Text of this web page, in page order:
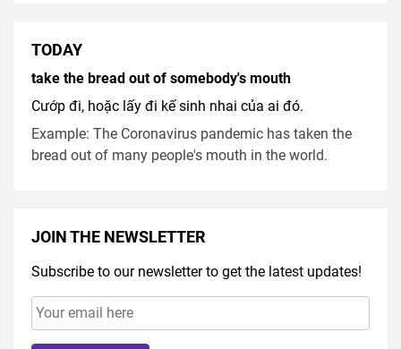
TODAY
take the bread out of somebody's mouth
Cướp đi, hoặc lấy đi kế sinh nhai của ai đó.
Example: The Coronavirus pandemic has taken the
bread out of many people's mouth in the world.
JOIN THE NEWSLETTER
Subscribe to our newsletter to get the latest updates!